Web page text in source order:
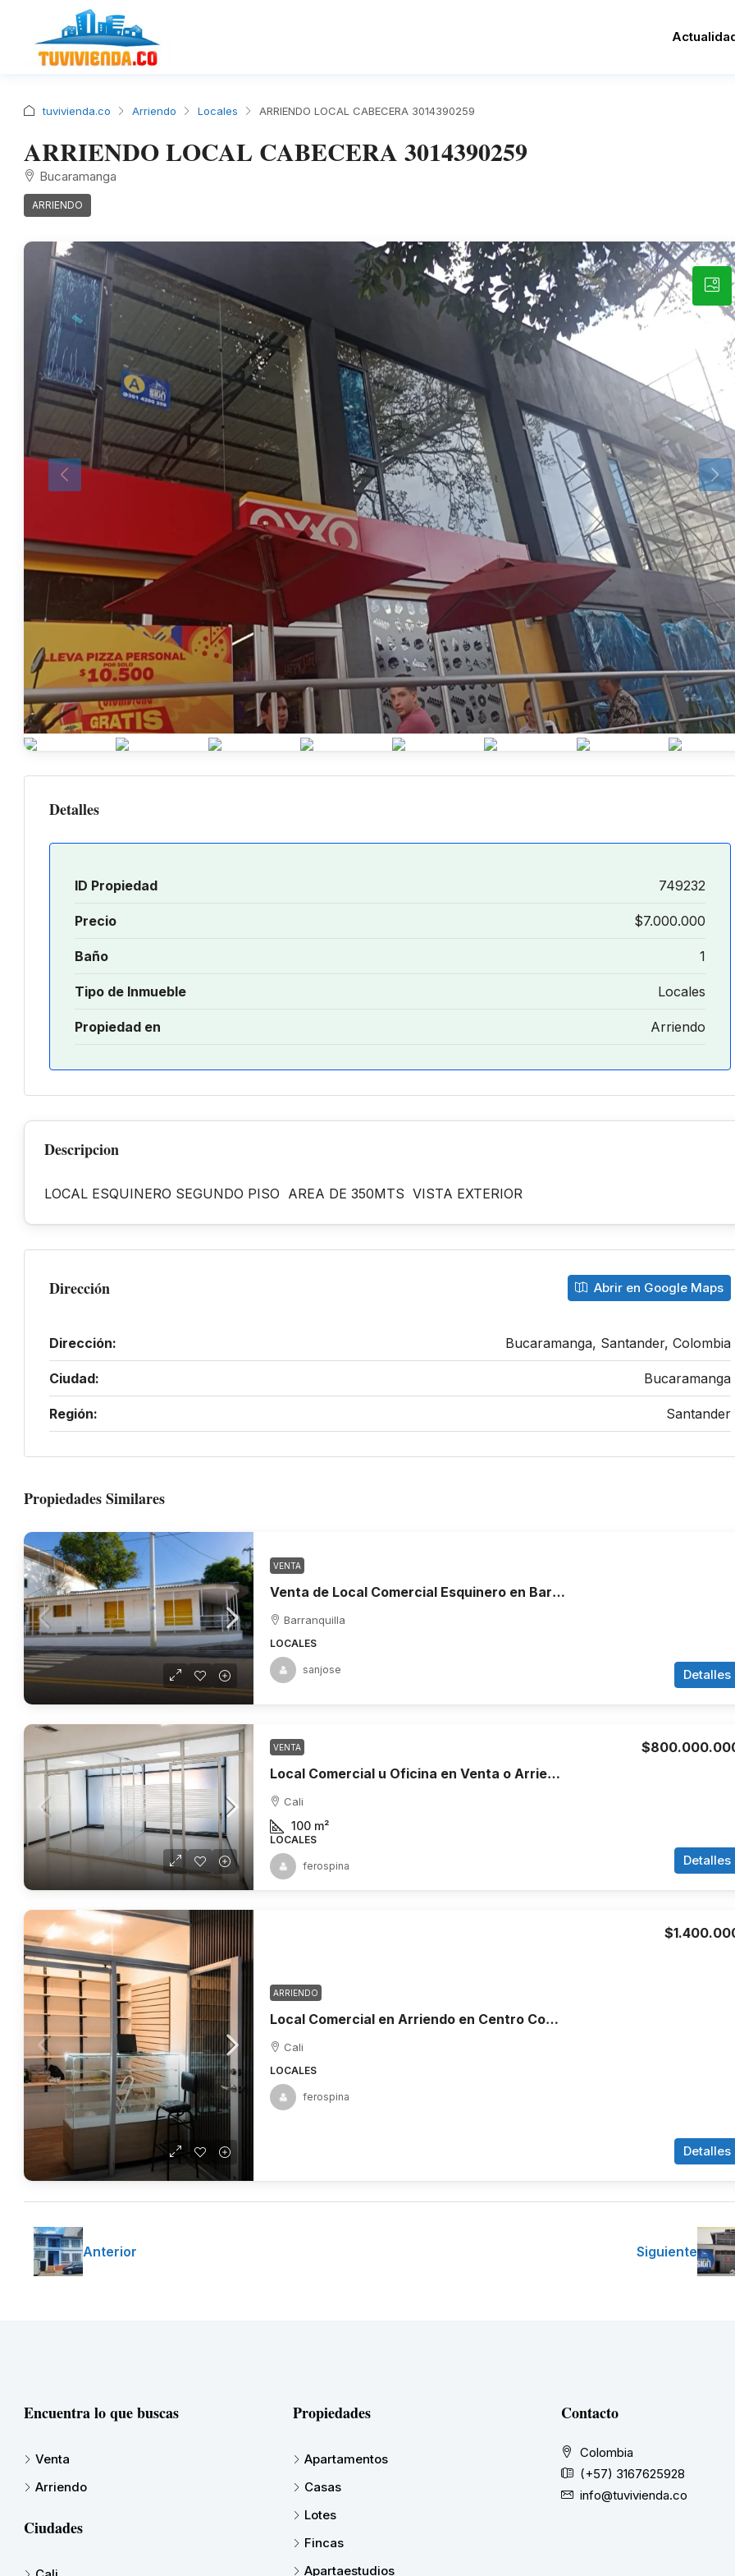
tuvivienda.co Arriendo Locales ARRIENDO LOCAL CABECERA 3014390259
ARRIENDO LOCAL CABECERA 3014390259
Bucaramanga
ARRIENDO
Detalles
ID Propiedad 749232
Precio $7.000.000
Baño 1
Tipo de Inmueble Locales
Propiedad en Arriendo
Descripcion
LOCAL ESQUINERO SEGUNDO PISO AREA DE 350MTS VISTA EXTERIOR
Dirección Abrir en Google Maps
Dirección: Bucaramanga, Santander, Colombia
Ciudad: Bucaramanga
Región: Santander
Propiedades Similares
VENTA
Venta de Local Comercial Esquinero en Barrio San José, Barranquilla
Barranquilla
LOCALES
Detalles
sanjose
VENTA
Local Comercial u Oficina en Venta o Arriendo en Centro Comercial Chipichape | 100 m²
Cali
100 m²
LOCALES
Detalles
ferospina
ARRIENDO
Local Comercial en Arriendo en Centro Comercial Centenario Cali
Cali
LOCALES
Detalles
ferospina
Anterior Siguiente
Encuentra lo que buscas
Venta
Arriendo
Ciudades
Propiedades
Apartamentos
Casas
Lotes
Fincas
Apartaestudios
Contacto
Colombia
(+57) 3167625928
info@tuvivienda.co